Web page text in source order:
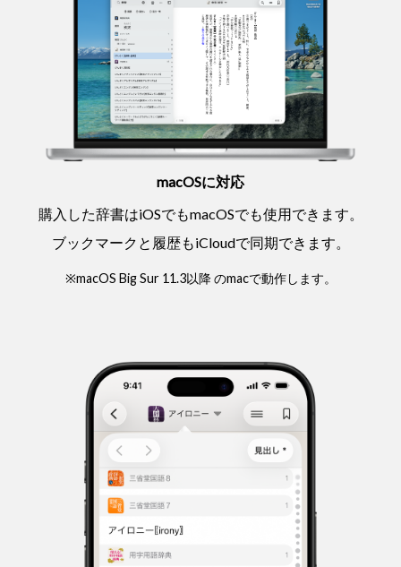
macOSに対応
購入した辞書はiOSでもmacOSでも使用できます。
ブックマークと履歴もiCloudで同期できます。
※macOS Big Sur 11.3以降 のmacで動作します。